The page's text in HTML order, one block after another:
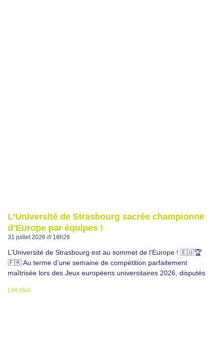
L’Université de Strasbourg sacrée championne
d’Europe par équipes !
31 juillet 2026 18h26
L’Université de Strasbourg est au sommet de l’Europe ! 🇪🇺🏆
🇫🇷 Au terme d’une semaine de compétition parfaitement
maîtrisée lors des Jeux européens universitaires 2026, disputés
Lire plus